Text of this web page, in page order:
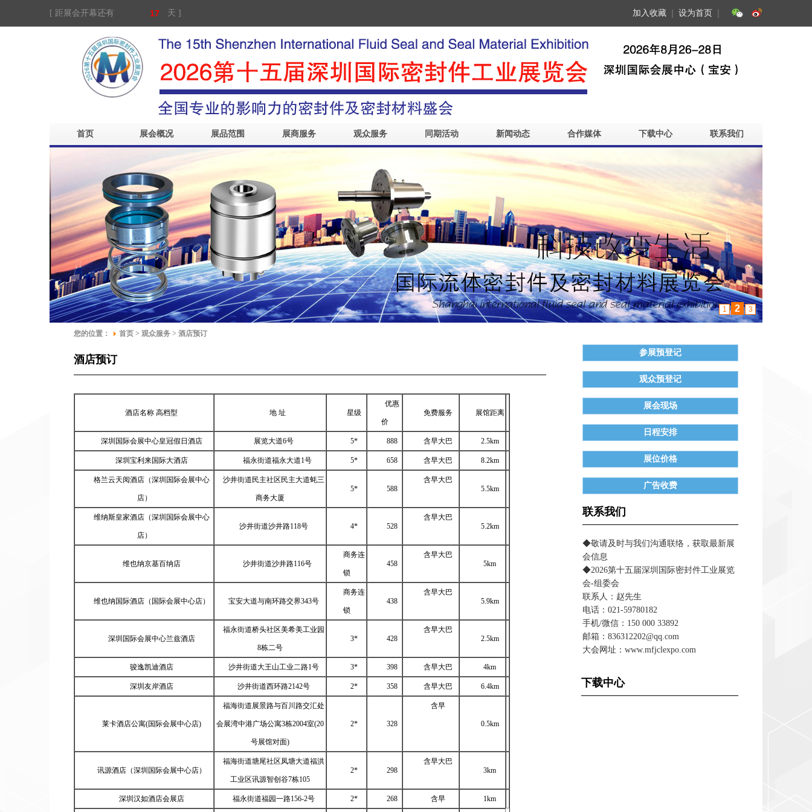
[ 距展会开幕还有 17 天 ] 加入收藏 设为首页
首页 展会概况 展品范围 展商服务 观众服务 同期活动 新闻动态 合作媒体 下载中心 联系我们
1 2 3
您的位置： 首页 > 观众服务 > 酒店预订
酒店预订
酒店名称 高档型 地 址 星级
优惠
价
免费服务 展馆距离
深圳国际会展中心皇冠假日酒店 展览大道6号 5* 888 含早大巴 2.5km
深圳宝利来国际大酒店 福永街道福永大道1号 5* 658 含早大巴 8.2km
格兰云天阅酒店（深圳国际会展中心
店）
沙井街道民主社区民主大道蚝三
商务大厦
5* 588
含早大巴
5.5km
维纳斯皇家酒店（深圳国际会展中心
店）
沙井街道沙井路118号 4* 528
含早大巴
5.2km
维也纳京基百纳店 沙井街道沙井路116号
商务连
锁
458
含早大巴
5km
维也纳国际酒店（国际会展中心店） 宝安大道与南环路交界343号
商务连
锁
438
含早大巴
5.9km
深圳国际会展中心兰兹酒店
福永街道桥头社区美希美工业园
8栋二号
3* 428
含早大巴
2.5km
骏逸凯迪酒店 沙井街道大王山工业二路1号 3* 398 含早大巴 4km
深圳友岸酒店 沙井街道西环路2142号 2* 358 含早大巴 6.4km
莱卡酒店公寓(国际会展中心店)
福海街道展景路与百川路交汇处
会展湾中港广场公寓3栋2004室(20
号展馆对面)
2* 328
含早
0.5km
讯源酒店（深圳国际会展中心店）
福海街道塘尾社区凤塘大道福洪
工业区讯源智创谷7栋105
2* 298
含早大巴
3km
深圳汉如酒店会展店 福永街道福园一路156-2号 2* 268 含早 1km
参展预登记
观众预登记
展会现场
日程安排
展位价格
广告收费
联系我们
◆敬请及时与我们沟通联络，获取最新展
会信息
◆2026第十五届深圳国际密封件工业展览
会-组委会
联系人：赵先生
电话：021-59780182
手机/微信：150 000 33892
邮箱：836312202@qq.com
大会网址：www.mfjclexpo.com
下载中心